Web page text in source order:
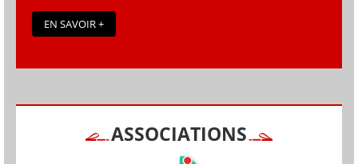
EN SAVOIR +
ASSOCIATIONS